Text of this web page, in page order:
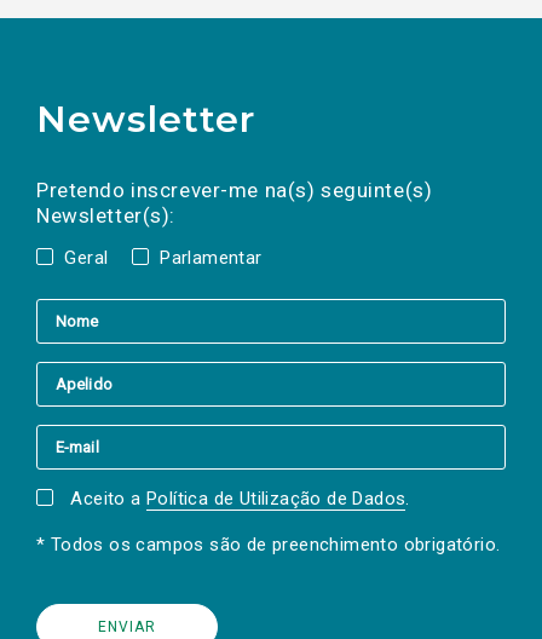
Newsletter
Pretendo inscrever-me na(s) seguinte(s)
Newsletter(s):
Geral Parlamentar
a(s) newsletter(s).
mail
Aceito a Política de Utilização de Dados.
* Todos os campos são de preenchimento obrigatório.